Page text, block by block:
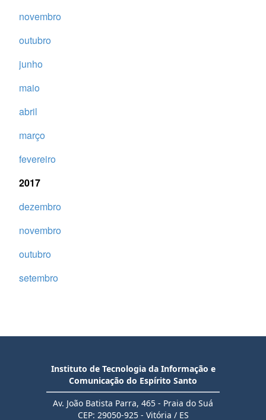
novembro
outubro
junho
maio
abril
março
fevereiro
2017
dezembro
novembro
outubro
setembro
Instituto de Tecnologia da Informação e
Comunicação do Espírito Santo
Av. João Batista Parra, 465 - Praia do Suá
CEP: 29050-925 - Vitória / ES